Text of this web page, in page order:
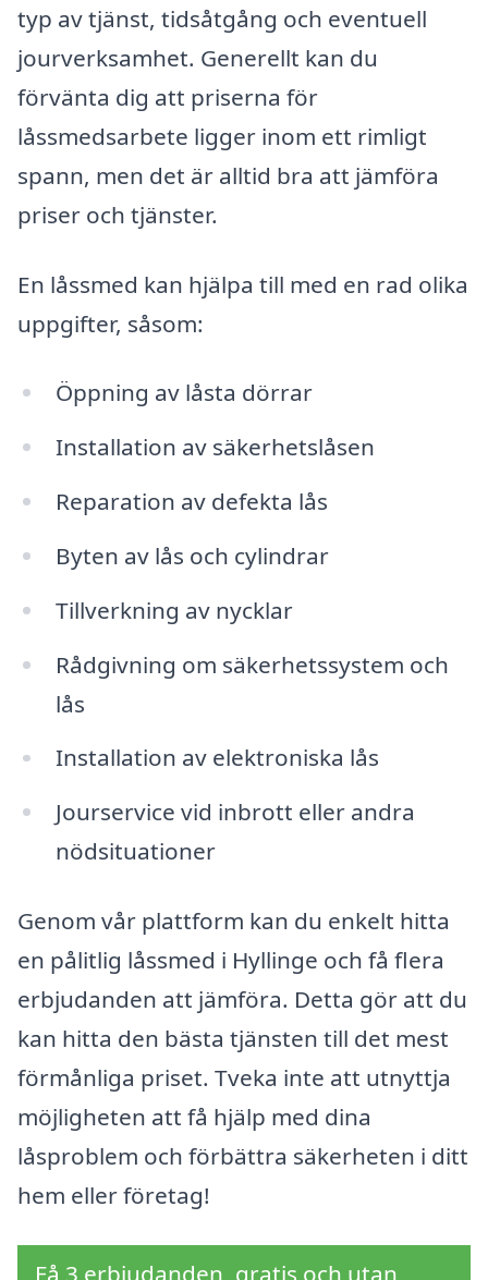
typ av tjänst, tidsåtgång och eventuell
jourverksamhet. Generellt kan du
förvänta dig att priserna för
låssmedsarbete ligger inom ett rimligt
spann, men det är alltid bra att jämföra
priser och tjänster.
En låssmed kan hjälpa till med en rad olika
uppgifter, såsom:
Öppning av låsta dörrar
Installation av säkerhetslåsen
Reparation av defekta lås
Byten av lås och cylindrar
Tillverkning av nycklar
Rådgivning om säkerhetssystem och
lås
Installation av elektroniska lås
Jourservice vid inbrott eller andra
nödsituationer
Genom vår plattform kan du enkelt hitta
en pålitlig låssmed i Hyllinge och få flera
erbjudanden att jämföra. Detta gör att du
kan hitta den bästa tjänsten till det mest
förmånliga priset. Tveka inte att utnyttja
möjligheten att få hjälp med dina
låsproblem och förbättra säkerheten i ditt
hem eller företag!
Få 3 erbjudanden, gratis och utan